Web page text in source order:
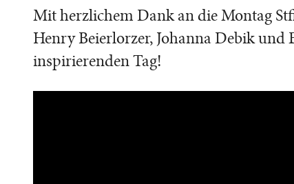
Mit herzlichem Dank an die Montag
Henry Beierlorzer, Johanna Debik und
inspirierenden Tag!